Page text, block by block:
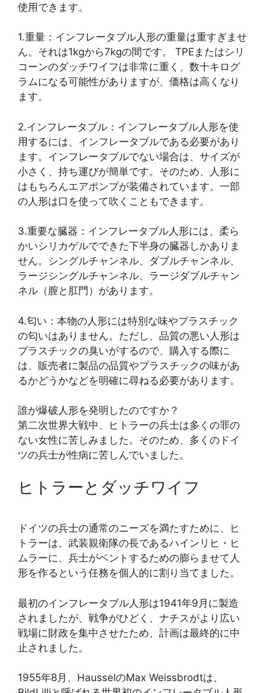
使用できます。
1.重量：インフレータブル人形の重量は重すぎませ
ん。それは1kgから7kgの間です。 TPEまたはシリ
コーンのダッチワイフは非常に重く、数十キログ
ラムになる可能性がありますが、価格は高くなり
ます。
2.インフレータブル：インフレータブル人形を使
用するには、インフレータブルである必要があり
ます。インフレータブルでない場合は、サイズが
小さく、持ち運びが簡単です。そのため、人形に
はもちろんエアポンプが装備されています。一部
の人形は口を使って吹くこともできます。
3.重要な臓器：インフレータブル人形には、柔ら
かいシリカゲルでできた下半身の臓器しかありま
せん。シングルチャンネル、ダブルチャンネル、
ラージシングルチャンネル、ラージダブルチャン
ネル（膣と肛門）があります。
4.匂い：本物の人形には特別な味やプラスチック
の匂いはありません。ただし、品質の悪い人形は
プラスチックの臭いがするので、購入する際に
は、販売者に製品の品質やプラスチックの味があ
るかどうかなどを明確に尋ねる必要があります。
誰が爆破人形を発明したのですか？
第二次世界大戦中、ヒトラーの兵士は多くの罪の
ない女性に苦しみました。そのため、多くのドイ
ツの兵士が性病に苦しんでいました。
ヒトラーとダッチワイフ
ドイツの兵士の通常のニーズを満たすために、ヒ
トラーは、武装親衛隊の長であるハインリヒ・ヒ
ムラーに、兵士がベントするための膨らませて人
形を作るという任務を個人的に割り当てました。
最初のインフレータブル人形は1941年9月に製造
されましたが、戦争がひどく、ナチスがより広い
戦場に財政を集中させたため、計画は最終的に中
止されました。
1955年8月、HausselのMax Weissbrodtは、